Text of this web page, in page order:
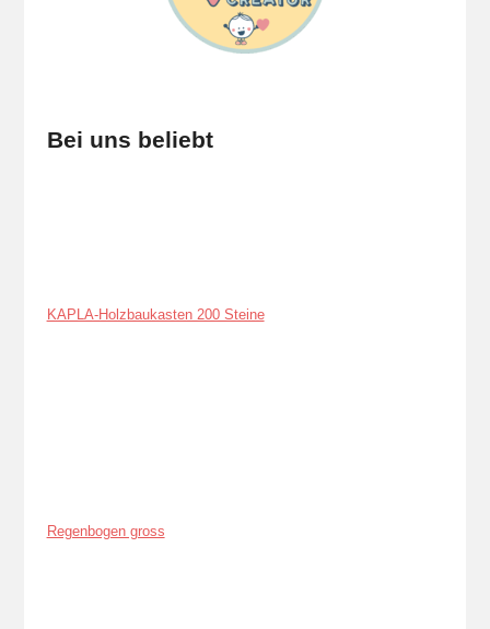
Bei uns beliebt
KAPLA-Holzbaukasten 200 Steine
Regenbogen gross